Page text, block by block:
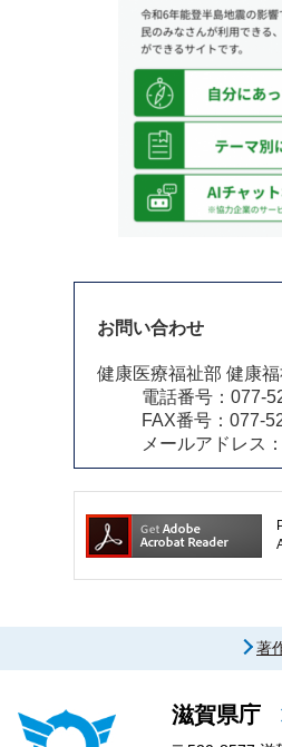
お問い合わせ
健康医療福祉部 健康
電話番号：077-
FAX番号：077-
メールアドレス：
著
滋賀県庁